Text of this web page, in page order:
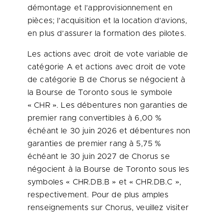
démontage et l’approvisionnement en
pièces; l’acquisition et la location d’avions,
en plus d’assurer la formation des pilotes.
Les actions avec droit de vote variable de
catégorie A et actions avec droit de vote
de catégorie B de Chorus se négocient à
la Bourse deToronto sous le symbole
« CHR ». Les débentures non garanties de
premier rang convertibles à 6,00 %
échéant le 30 juin 2026 et débentures non
garanties de premier rang à 5,75 %
échéant le 30 juin 2027 de Chorus se
négocient à la Bourse deToronto sous les
symboles « CHR.DB.B » et « CHR.DB.C »,
respectivement. Pour de plus amples
renseignements sur Chorus, veuillez visiter